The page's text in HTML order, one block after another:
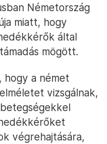
Németország
miatt, hogy
által
mögött.
hogy a német
vizsgálnak,
végrehajtására,